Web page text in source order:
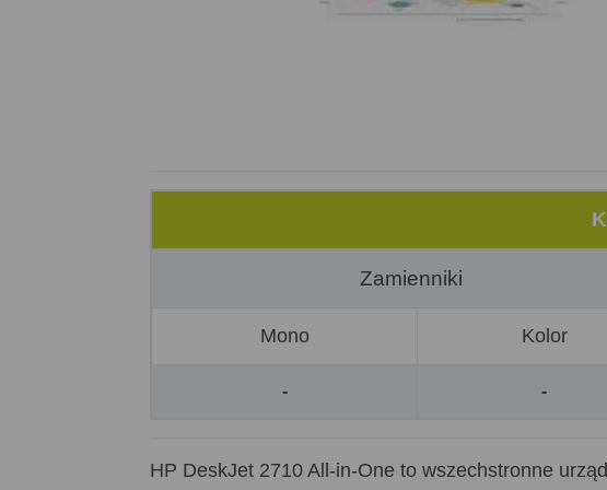
Zamienniki
Mono Kolor
- -
HP DeskJet 2710 All-in-One to wszechstronne